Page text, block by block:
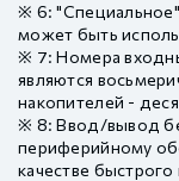
※ 6: "Специальное"
может быть
※ 7: Номера
являются
накопителей -
※ 8: Ввод/вывод
периферийному
качестве